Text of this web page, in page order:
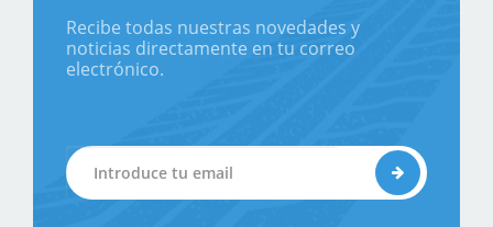
Recibe todas nuestras novedades y
noticias directamente en tu correo
electrónico.